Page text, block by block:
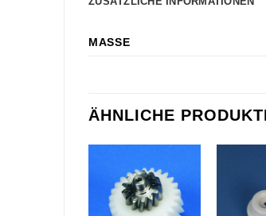
MASSE
ÄHNLICHE